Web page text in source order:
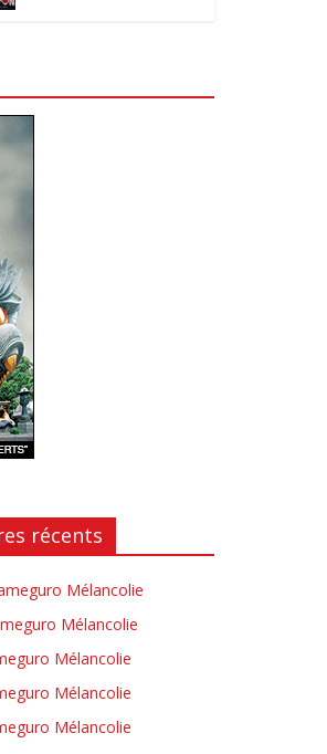
récents
Mélancolie
Mélancolie
Mélancolie
Mélancolie
Mélancolie